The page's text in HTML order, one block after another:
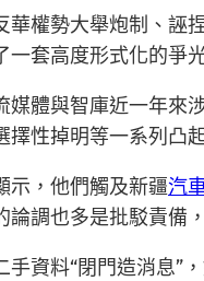
華權勢大舉炮制、誣
套高度形式化的爭
媒體與智庫近一年來
擇性掉明等一系列凸
示，他們觸及新疆汽
論調也多是批駁責備
手資料“閉門造消息”